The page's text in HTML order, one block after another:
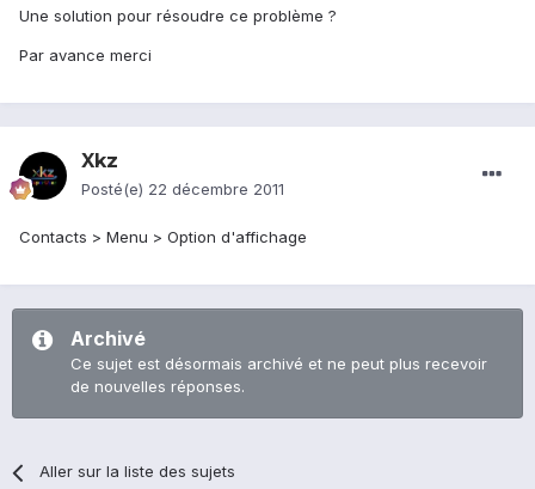
Une solution pour résoudre ce problème ?
Par avance merci
Xkz
Posté(e) 22 décembre 2011
Contacts > Menu > Option d'affichage
Archivé
Ce sujet est désormais archivé et ne peut plus recevoir
de nouvelles réponses.
Aller sur la liste des sujets